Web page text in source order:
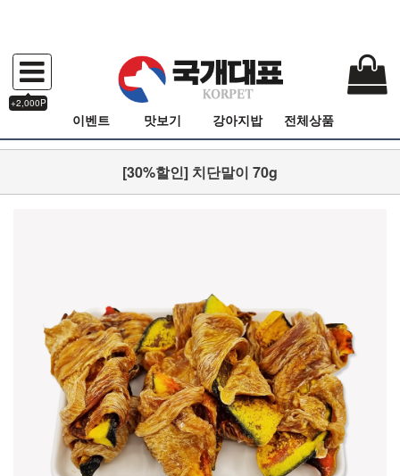
+2,000P
이벤트 맛보기 강아지밥 전체상품
[30%할인] 치단말이 70g